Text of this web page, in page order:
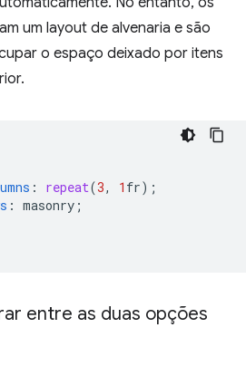
um layout de alvenaria e são
o espaço deixado por itens
: repeat(3, 1 fr);
: masonry ;
entre as duas opções